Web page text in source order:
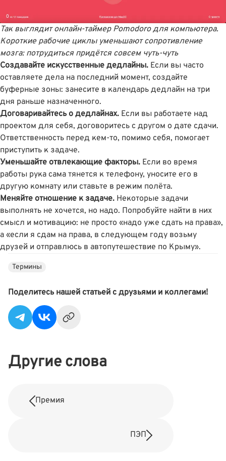
Так выглядитонлайн-таймер Pomodoroдля компьютера.
Короткие рабочие циклы уменьшают сопротивление
мозга: потрудиться придётся совсем чуть-чуть
Создавайте искусственные дедлайны. Если вы часто
оставляете дела на последний момент, создайте
буферные зоны: занесите в календарь дедлайн на три
дня раньше назначенного.
Договаривайтесь о дедлайнах. Если вы работаете над
проектом для себя, договоритесь с другом о дате сдачи.
Ответственность перед кем-то, помимо себя, помогает
приступить к задаче.
Уменьшайте отвлекающие факторы. Если во время
работы рука сама тянется к телефону, уносите его в
другую комнату или ставьте в режим полёта.
Меняйте отношение к задаче. Некоторые задачи
выполнять не хочется, но надо. Попробуйте найти в них
смысл и мотивацию: не просто «надо уже сдать на права»,
а «если я сдам на права, в следующем году возьму
друзей и отправлюсь в автопутешествие по Крыму».
Термины
Поделитесь нашей статьей с друзьями и коллегами!
Другие слова
Премия
ПЭП